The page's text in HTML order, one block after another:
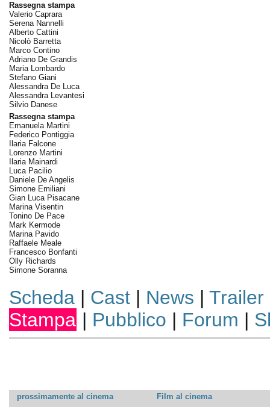
Rassegna stampa
Valerio Caprara
Serena Nannelli
Alberto Cattini
Nicolò Barretta
Marco Contino
Adriano De Grandis
Maria Lombardo
Stefano Giani
Alessandra De Luca
Alessandra Levantesi
Silvio Danese
Rassegna stampa
Emanuela Martini
Federico Pontiggia
Ilaria Falcone
Lorenzo Martini
Ilaria Mainardi
Luca Pacilio
Daniele De Angelis
Simone Emiliani
Gian Luca Pisacane
Marina Visentin
Tonino De Pace
Mark Kermode
Marina Pavido
Raffaele Meale
Francesco Bonfanti
Olly Richards
Simone Soranna
Scheda| Cast| News | Trailer
Stampa | Pubblico | Forum |
prossimamente al cinema
Film al cinema